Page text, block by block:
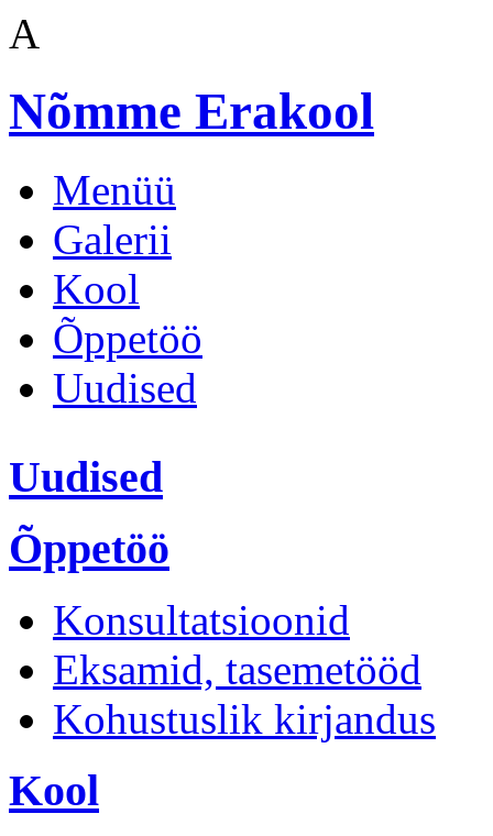
A
Nõmme Erakool
Menüü
Galerii
Kool
Õppetöö
Uudised
Uudised
Õppetöö
Konsultatsioonid
Eksamid, tasemetööd
Kohustuslik kirjandus
Kool